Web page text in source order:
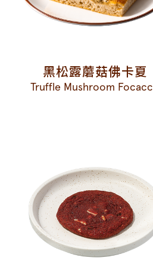
黑松露蘑菇佛卡夏
Truffle Mushroom